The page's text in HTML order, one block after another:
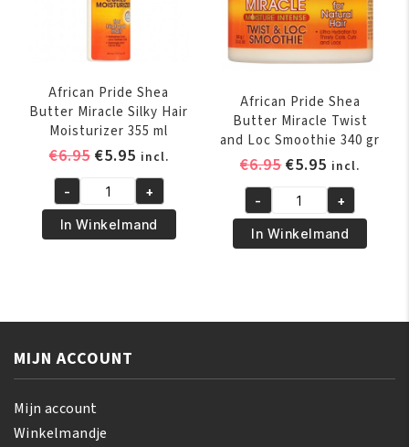
African Pride Shea
Butter Miracle Silky Hair
Moisturizer 355 ml
€6.95 Oorspronkelijke
was:
€6.95.
€5.95Huidige
prijs
is:
€5.95.
incl.
African
Pride
Shea
Moisturizer
355
- +
In Winkelmand
African Pride Shea
Butter Miracle Twist
and Loc Smoothie 340 gr
€6.95
was:
€6.95.
€5.95 Huidige
prijs
is:
€5.95.
incl.
African
Pride
Shea
Twist
Smoothie
- +
In Winkelmand
MIJN ACCOUNT
Mijn account
Winkelmandje